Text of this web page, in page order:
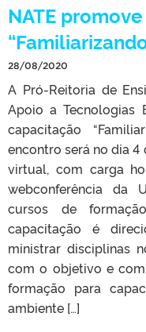
NATE
28/08/2020
A Pró-Reitoria de
Apoio a Tecnologias
capacitação
encontro será no dia 4
virtual, com carga
webconferência da
cursos de
capacitação é
ministrar disciplinas
com o objetivo e
formação para
ambiente […]